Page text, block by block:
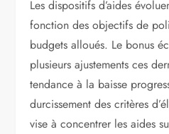
Les dispositifs d’aides
fonction des objectifs de
budgets alloués. Le bonus
plusieurs ajustements ces
tendance à la baisse
durcissement des critères
vise à concentrer les aides